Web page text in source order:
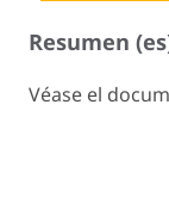
Resumen
Véase el